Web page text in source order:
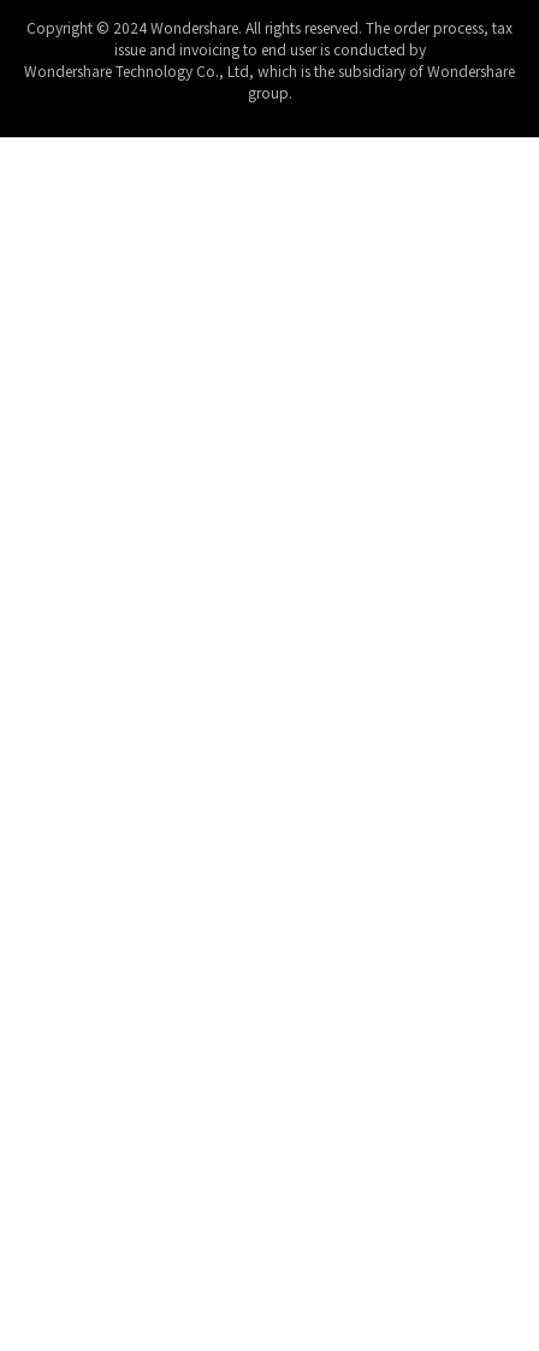
Copyright © 2024 Wondershare. All rights reserved. The order process, tax
issue and invoicing to end user is conducted by
Wondershare Technology Co., Ltd, which is the subsidiary of Wondershare
group.